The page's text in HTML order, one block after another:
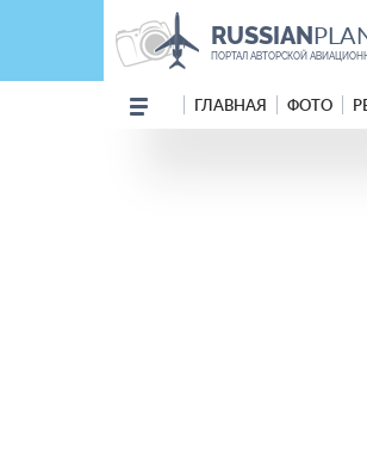
RUSSIAN
ПОРТАЛ АВТОРСКОЙ
ГЛАВНАЯ ФОТО